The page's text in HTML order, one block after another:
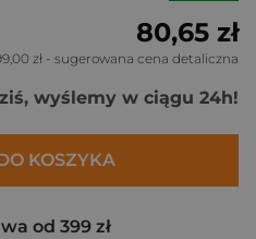
80,65 zł
zł - sugerowana cena detaliczna
wyślemy w ciągu 24h!
KOSZYKA
od 399 zł